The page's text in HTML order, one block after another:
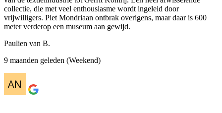
collectie, die met veel enthousiasme wordt ingeleid door
vrijwilligers. Piet Mondriaan ontbrak overigens, maar daar is 600
meter verderop een museum aan gewijd.
Paulien van B.
9 maanden geleden (Weekend)